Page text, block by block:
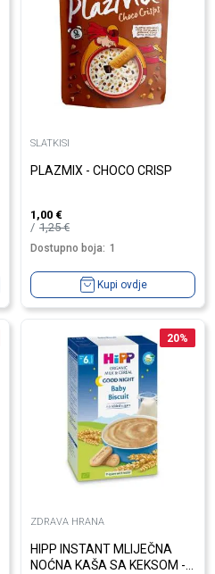
SLATKISI
PLAZMIX - CHOCO CRISP
1,00 €
1,25€
Dostupno boja: 1
Kupi ovdje
20%
ZDRAVA HRANA
HIPP INSTANT MLIJEČNA
NOĆNA KAŠA SA KEKSOM - 6